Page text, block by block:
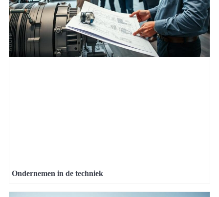
Ondernemen in de techniek